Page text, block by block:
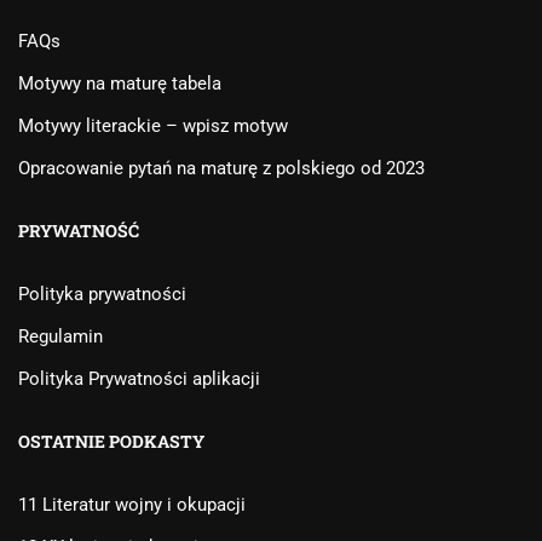
FAQs
Motywy na maturę tabela
Motywy literackie – wpisz motyw
Opracowanie pytań na maturę z polskiego od 2023
PRYWATNOŚĆ
Polityka prywatności
Regulamin
Polityka Prywatności aplikacji
OSTATNIE PODKASTY
11 Literatur wojny i okupacji